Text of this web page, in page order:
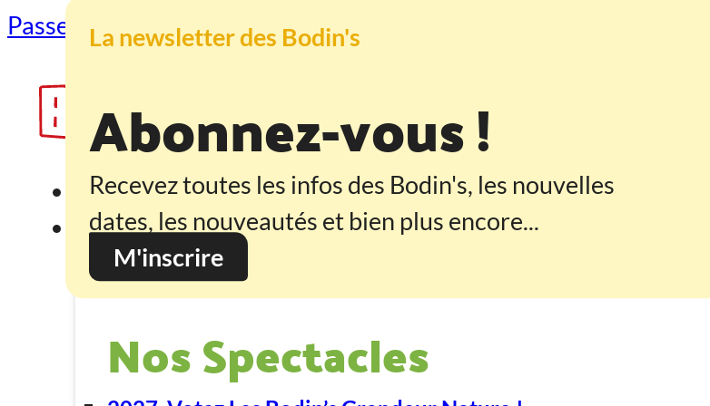
Passer au contenu principal Passer au pied de page
Accueil
Programmation
Nos Spectacles
La newsletter des Bodin's
Abonnez-vous !
Recevez toutes les infos des Bodin's, les nouvelles
dates, les nouveautés et bien plus encore...
M'inscrire